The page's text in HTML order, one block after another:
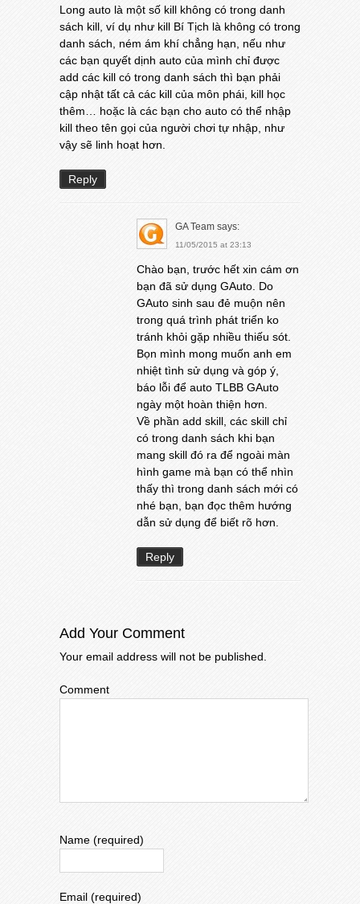
Long auto là một số kill không có trong danh
sách kill, ví dụ như kill Bí Tịch là không có trong
danh sách, ném ám khí chẳng hạn, nếu như
các bạn quyết dịnh auto của mình chỉ được
add các kill có trong danh sách thì bạn phải
cập nhật tất cả các kill của môn phái, kill học
thêm… hoặc là các bạn cho auto có thể nhập
kill theo tên gọi của người chơi tự nhập, như
vậy sẽ linh hoạt hơn.
Reply
GA Team says:
11/05/2015 at 23:13
Chào bạn, trước hết xin cám ơn
bạn đã sử dụng GAuto. Do
GAuto sinh sau đẻ muộn nên
trong quá trình phát triển ko
tránh khỏi gặp nhiều thiếu sót.
Bọn mình mong muốn anh em
nhiệt tình sử dụng và góp ý,
báo lỗi để auto TLBB GAuto
ngày một hoàn thiện hơn.
Về phần add skill, các skill chỉ
có trong danh sách khi bạn
mang skill đó ra để ngoài màn
hình game mà bạn có thể nhìn
thấy thì trong danh sách mới có
nhé bạn, bạn đọc thêm hướng
dẫn sử dụng để biết rõ hơn.
Reply
Add Your Comment
Your email address will not be published.
Comment
Name (required)
Email (required)